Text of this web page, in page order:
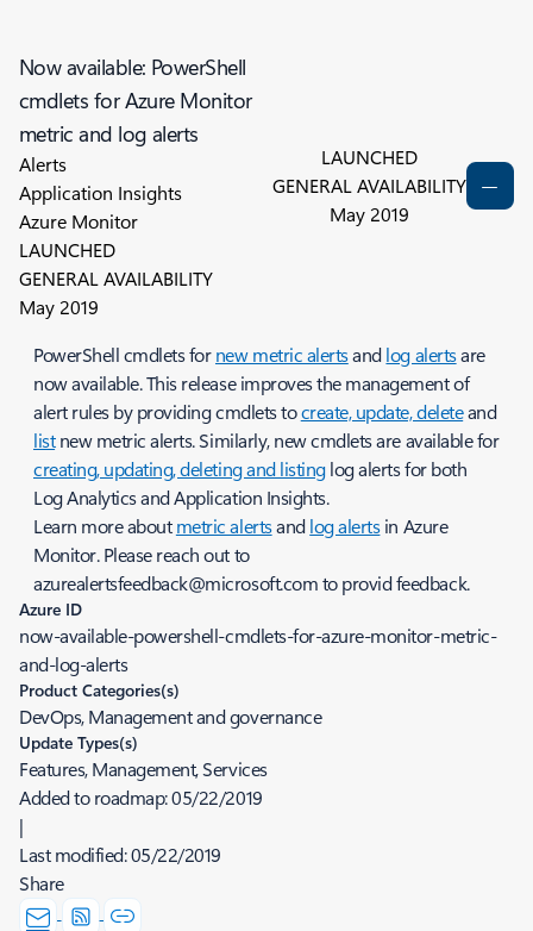
Now available: PowerShell
cmdlets for Azure Monitor
metric and log alerts
Alerts
Application Insights
Azure Monitor
LAUNCHED
GENERAL AVAILABILITY
May 2019
LAUNCHED
GENERAL AVAILABILITY
May 2019
PowerShell cmdlets fornew metric alertsandlog alertsare
now available. This release improves the management of
alert rules by providing cmdlets tocreate, update, deleteand
listnew metric alerts. Similarly, new cmdlets are available for
creating, updating, deleting and listinglog alerts for both
Log Analytics and Application Insights.
Learn more aboutmetric alertsandlog alertsin Azure
Monitor. Please reach out to
azurealertsfeedback@microsoft.com to provid feedback.
Azure ID
now-available-powershell-cmdlets-for-azure-monitor-metric-
and-log-alerts
Product Categories(s)
DevOps, Management and governance
Update Types(s)
Features, Management, Services
Added to roadmap:05/22/2019
|
Last modified:05/22/2019
Share